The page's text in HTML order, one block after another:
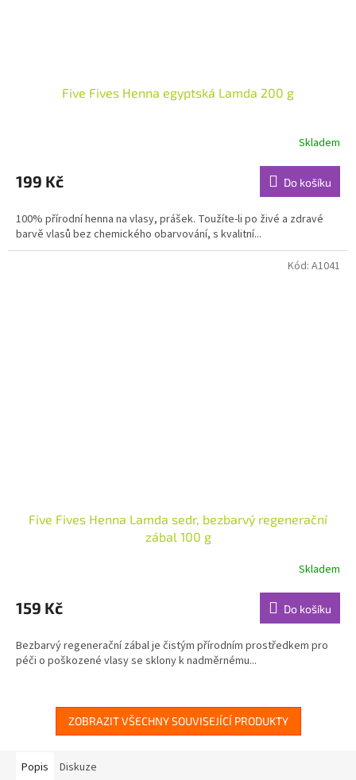
Five Fives Henna egyptská Lamda 200 g
produktu
je
z
5
hvězdiček.
Skladem
199 Kč Do košíku
100% přírodní henna na vlasy, prášek. Toužíte-li po živé a zdravé
barvě vlasů bez chemického obarvování, s kvalitní...
Five Fives Henna Lamda sedr, bezbarvý regenerační
zábal 100 g
produktu
je
z
5
Skladem
159 Kč Do košíku
Bezbarvý regenerační zábal je čistým přírodním prostředkem pro
péči o poškozené vlasy se sklony k nadměrnému...
Kód: A1041
ZOBRAZIT VŠECHNY SOUVISEJÍCÍ PRODUKTY
Popis Diskuze